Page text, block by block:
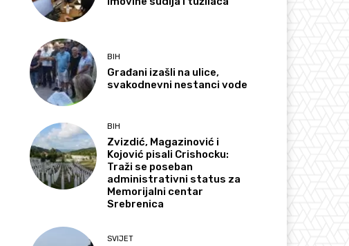
BIH
Građani izašli na ulice,
svakodnevni nestanci vode
BIH
Zvizdić, Magazinović i
Kojović pisali Crishocku:
Traži se poseban
administrativni status za
Memorijalni centar
Srebrenica
SVIJET